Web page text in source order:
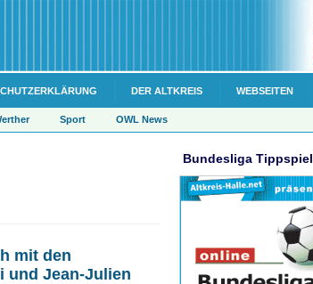
DER ALTKREIS WEBSEITEN
Sport OWL News
mit den
und Jean-Julien
Bundesliga Tippspiel